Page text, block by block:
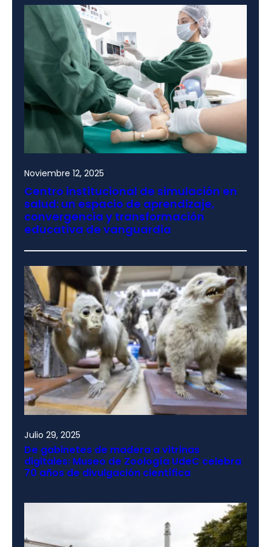
Noviembre 12, 2025
Centro institucional de simulación en
salud: un espacio de aprendizaje,
convergencia y transformación
educativa de vanguardia
Julio 29, 2025
De gabinetes de madera a vitrinas
digitales: Museo de Zoología UdeC celebra
70 años de divulgación científica